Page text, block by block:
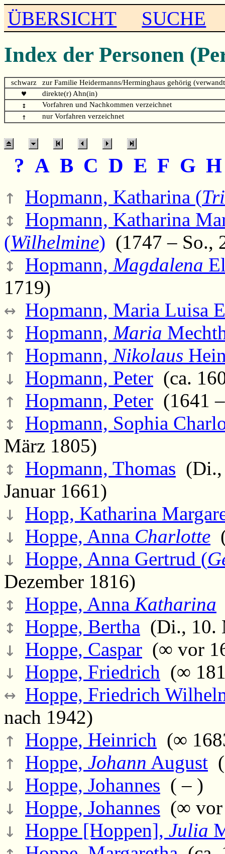
ÜBERSICHT SUCHE
Index der Personen
schwarz zur Familie Heidermanns/Herminghaus gehörig
♥ direkte(r) Ahn(in)
↕ Vorfahren und Nachkommen verzeichnet
↑ nur Vorfahren verzeichnet
? A B C D E F G
↑ Hopmann, Katharina (
↕ Hopmann, Katharina
(Wilhelmine) (1747 – So.,
↕ Hopmann, Magdalena
1719)
↔ Hopmann, Maria Luisa
↕ Hopmann, Maria
↑ Hopmann, Nikolaus
↓ Hopmann, Peter (ca.
↑ Hopmann, Peter (1641
↕ Hopmann, Sophia
März 1805)
↕ Hopmann, Thomas (Di.,
Januar 1661)
↓ Hopp, Katharina
↓ Hoppe, Anna Charlotte
↓ Hoppe, Anna Gertrud (
Dezember 1816)
↕ Hoppe, Anna Katharina
↕ Hoppe, Bertha (Di., 10.
↓ Hoppe, Caspar (∞ vor
↓ Hoppe, Friedrich (∞
↔ Hoppe, Friedrich
nach 1942)
↑ Hoppe, Heinrich (∞
↑ Hoppe, Johann August
↓ Hoppe, Johannes ( – )
↓ Hoppe, Johannes (∞ vor
↓ Hoppe [Hoppen], Julia